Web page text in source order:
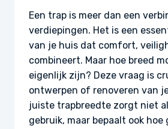
Een trap is meer dan een
verdiepingen. Het is een
van je huis dat comfort,
combineert. Maar hoe breed
eigenlijk zijn? Deze vraag is
ontwerpen of renoveren van
juiste trapbreedte zorgt niet
gebruik, maar bepaalt ook hoe